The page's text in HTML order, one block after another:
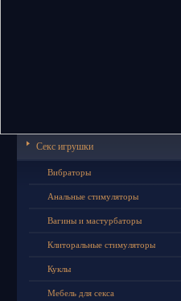
Секс игрушки
Вибраторы
Анальные стимуляторы
Вагины и мастурбаторы
Клиторальные стимуляторы
Куклы
Мебель для секса